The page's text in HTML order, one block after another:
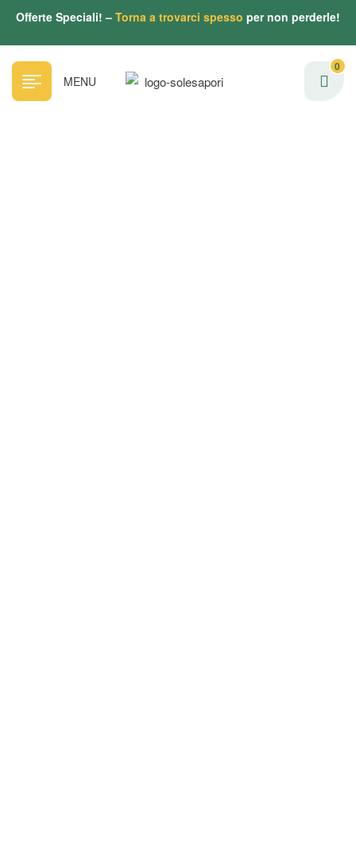
Offerte Speciali! – Torna a trovarci spesso per non perderle!
MENU
0